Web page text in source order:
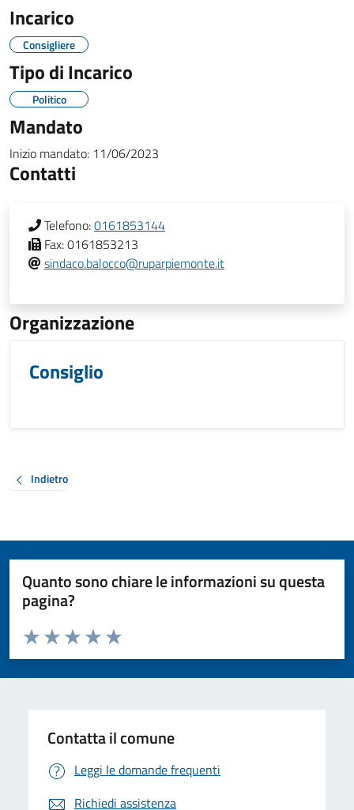
Incarico
Consigliere
Tipo di Incarico
Politico
Mandato
Inizio mandato: 11/06/2023
Contatti
Telefono:0161853144
Fax:0161853213
sindaco.balocco@ruparpiemonte.it
Organizzazione
Consiglio
Indietro
Quanto sono chiare le informazioni su questa
pagina?
Valuta da 1 a 5 stelle la pagina
Valuta 5 stelle su 5
Valuta 4 stelle su 5
Valuta 3 stelle su 5
Valuta 2 stelle su 5
Valuta 1 stelle su 5
Contatta il comune
Leggi le domande frequenti
Richiedi assistenza